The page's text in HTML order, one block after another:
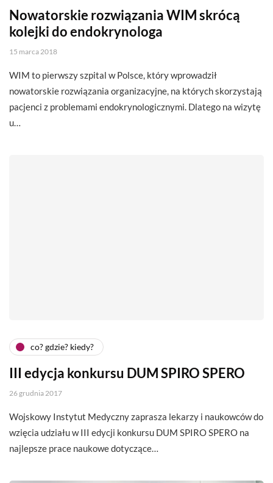
Nowatorskie rozwiązania WIM skrócą
kolejki do endokrynologa
15 marca 2018
WIM to pierwszy szpital w Polsce, który wprowadził
nowatorskie rozwiązania organizacyjne, na których skorzystają
pacjenci z problemami endokrynologicznymi. Dlatego na wizytę
u…
co? gdzie? kiedy?
III edycja konkursu DUM SPIRO SPERO
26 grudnia 2017
Wojskowy Instytut Medyczny zaprasza lekarzy i naukowców do
wzięcia udziału w III edycji konkursu DUM SPIRO SPERO na
najlepsze prace naukowe dotyczące…